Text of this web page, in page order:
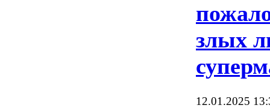
злых
12.01.2025